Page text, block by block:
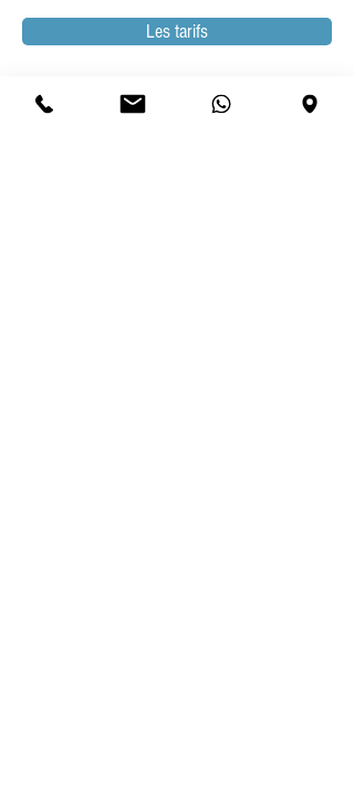
Les tarifs
Les horaires